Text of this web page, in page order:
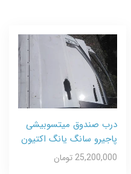
درب صندوق میتسوبیشی
پاجیرو سانگ یانگ اکتیون
25,200,000 تومان